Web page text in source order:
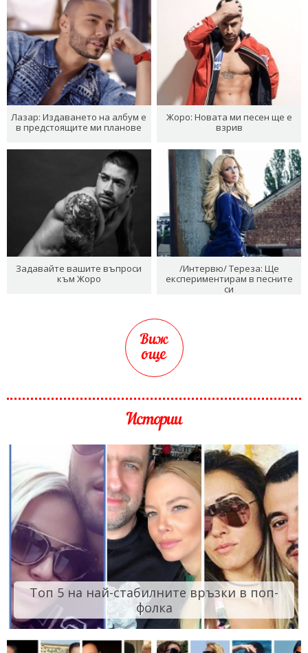
Лазар: Издаването на албум е
в предстоящите ми планове
Жоро: Новата ми песен ще е
взрив
Задавайте вашите въпроси
към Жоро
/Интервю/ Тереза: Ще
експериментирам в песните
си
Виж
още
Истории
Топ 5 на най-стабилните връзки в поп-
фолка